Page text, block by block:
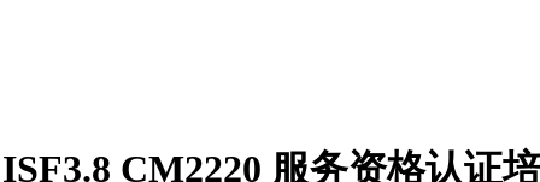
CM2220 服务资格认证